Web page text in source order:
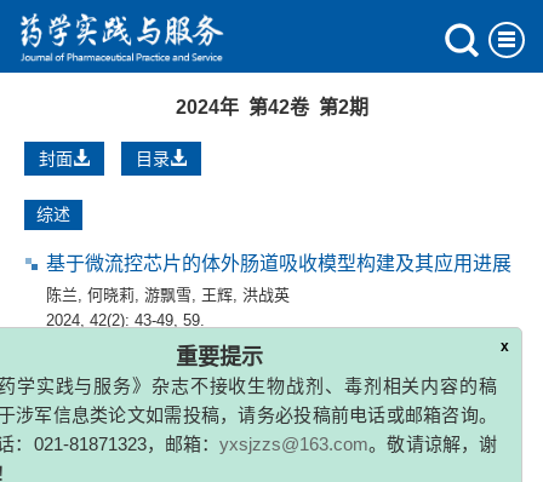
重要提示
学实践与服务》杂志不接收生物战剂、毒剂相关内容的稿
涉军信息类论文如需投稿，请务必投稿前电话或邮箱咨询。
：021-81871323，邮箱：yxsjzzs@163.com
。敬请谅解，谢
2024年 第42卷 第2期
封面 目录
综述
基于微流控芯片的体外肠道吸收模型构建及其应用进展
陈兰 何晓莉 游飘雪 王辉 洪战英
2024, 42(2): 43-49, 59.
光调控对药用植物次生代谢成分合成的影响
张伟,孟祥庆,苏晓荟,汪晋伊,李丽华,贾敏
2024, 42(2): 50-59.